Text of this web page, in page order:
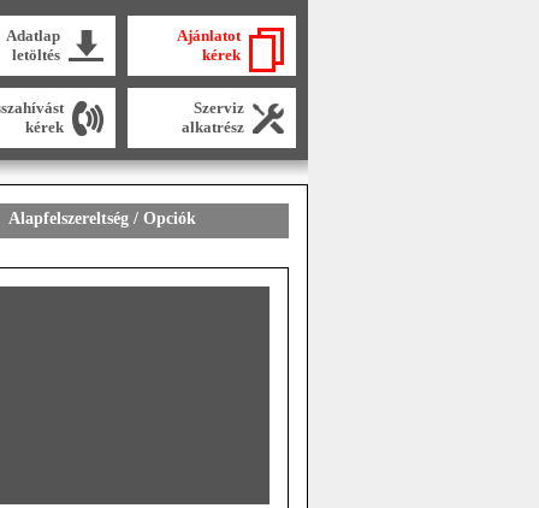
Adatlap
letöltés
Ajánlatot
kérek
kérek
Szerviz
alkatrész
Alapfelszereltség / Opciók